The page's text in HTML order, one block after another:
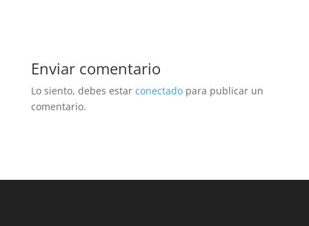
Enviar comentario
Lo siento, debes estar conectadopara publicar un
comentario.